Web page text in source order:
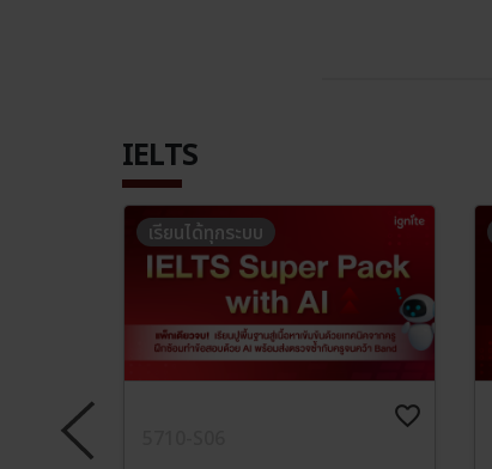
IELTS
favorite_border favorite_border
เรียนได้ทุกระบบ